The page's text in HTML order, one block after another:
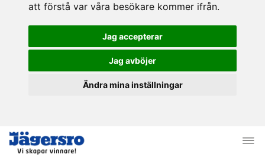
att förstå var våra besökare kommer ifrån.
Jag accepterar
Jag avböjer
Ändra mina inställningar